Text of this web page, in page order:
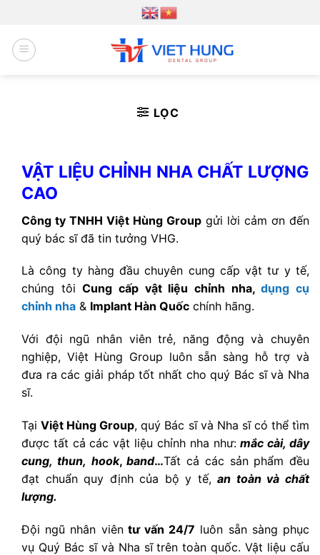
nội
dung
LỌC
VẬT LIỆU CHỈNH NHA CHẤT LƯỢNG
CAO
Công ty TNHH Việt Hùng Group gửi lời cảm ơn đến
quý bác sĩ đã tin tưởng VHG.
Là công ty hàng đầu chuyên cung cấp vật tư y tế,
chúng tôiCung cấp vật liệu chỉnh nha,dụng cụ
chỉnh nha & Implant Hàn Quốc chính hãng.
Với đội ngũ nhân viên trẻ, năng động và chuyên
nghiệp, Việt Hùng Group luôn sẵn sàng hỗ trợ và
đưa ra các giải pháp tốt nhất cho quý Bác sĩ và Nha
sĩ.
TạiViệt Hùng Group, quý Bác sĩ và Nha sĩ có thể tìm
được tất cả các vật liệu chỉnh nha như:mắc cài, dây
cung, thun, hook,band…Tất cả các sản phẩm đều
đạt chuẩn quy định của bộ y tế,an toàn và chất
lượng.
Đội ngũ nhân viêntư vấn 24/7 luôn sẵn sàng phục
vụ Quý Bác sĩ và Nha sĩ trên toàn quốc. Vật liệu cấu